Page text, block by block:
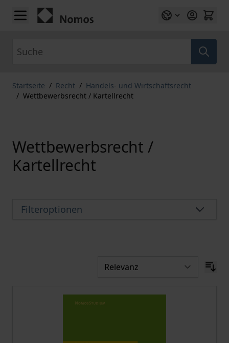
Zum Inhalt springen
Startseite / Recht / Handels- und Wirtschaftsrecht
/ Wettbewerbsrecht / Kartellrecht
Wettbewerbsrecht /
Kartellrecht
Filteroptionen